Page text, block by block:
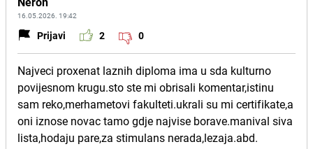
16.05.2026. 19:42
Prijavi 2 0
Najveci proxenat laznih diploma ima u sda kulturno
povijesnom krugu.sto ste mi obrisali komentar,istinu
sam reko,merhametovi fakulteti.ukrali su mi certifikate,a
oni iznose novac tamo gdje najvise borave.manival siva
lista,hodaju pare,za stimulans nerada,lezaja.abd.